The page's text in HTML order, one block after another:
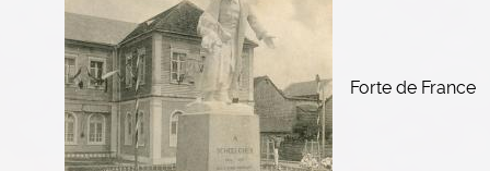
Forte de France